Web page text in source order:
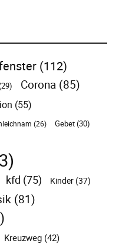
(112)
Corona (85)
(55)
(26) Gebet(30)
kfd (75) Kinder (37)
(81)
Kreuzweg (42)